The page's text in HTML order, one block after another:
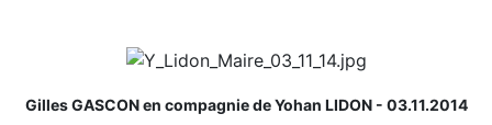
Gilles GASCON en compagnie de Yohan LIDON - 03.11.2014